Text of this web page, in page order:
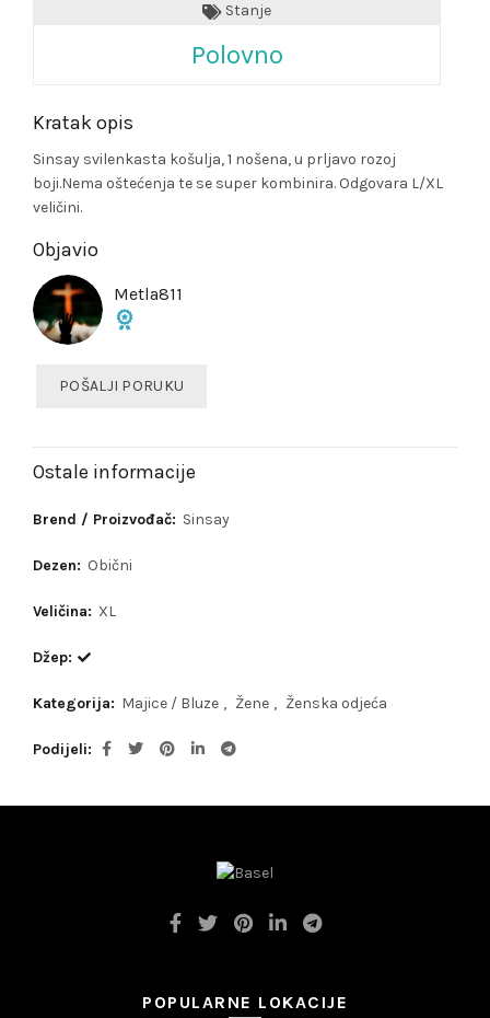
Stanje
Polovno
Kratak opis
Sinsay svilenkasta košulja, 1 nošena, u prljavo rozoj
boji.Nema oštećenja te se super kombinira. Odgovara L/XL
veličini.
Objavio
Metla811
POŠALJI PORUKU
Ostale informacije
Brend / Proizvođač: Sinsay
Dezen: Obični
Veličina: XL
Džep:
Kategorija: Majice / Bluze , Žene , Ženska odjeća
Podijeli
POPULARNE LOKACIJE